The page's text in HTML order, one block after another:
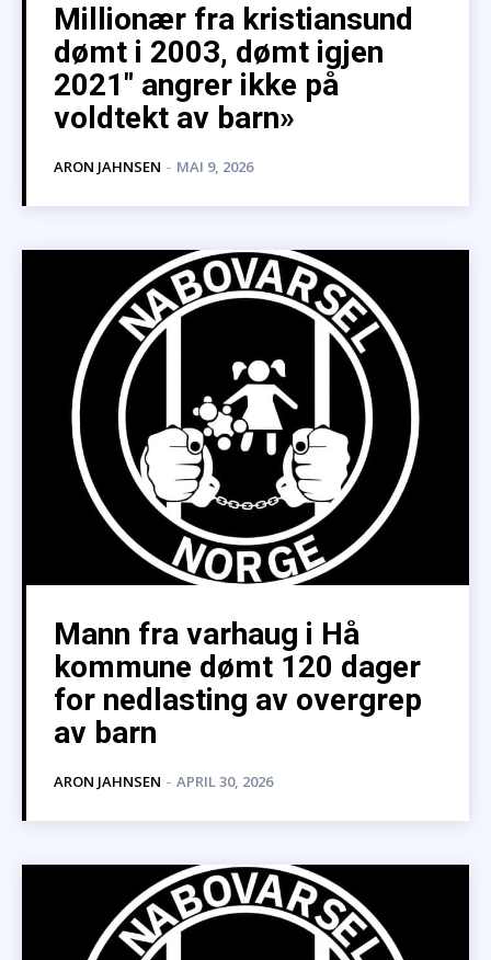
Millionær fra kristiansund
dømt i 2003, dømt igjen
2021″ angrer ikke på
voldtekt av barn»
ARON JAHNSEN - MAI 9, 2026
Mann fra varhaug i Hå
kommune dømt 120 dager
for nedlasting av overgrep
av barn
ARON JAHNSEN - APRIL 30, 2026